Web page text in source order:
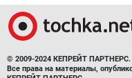
© 2009-2024 КЕПРЕЙТ
Все права на материалы,